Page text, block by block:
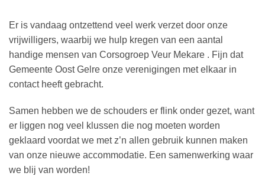
Er is vandaag ontzettend veel werk verzet door onze
vrijwilligers, waarbij we hulp kregen van een aantal
handige mensen van Corsogroep Veur Mekare . Fijn dat
Gemeente Oost Gelre onze verenigingen met elkaar in
contact heeft gebracht.
Samen hebben we de schouders er flink onder gezet, want
er liggen nog veel klussen die nog moeten worden
geklaard voordat we met z’n allen gebruik kunnen maken
van onze nieuwe accommodatie. Een samenwerking waar
we blij van worden!